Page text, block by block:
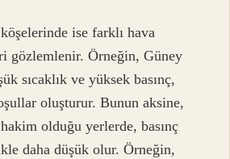
ise farklı hava
gözlemlenir. Örneğin, Güney
sıcaklık ve yüksek basınç,
oluşturur. Bunun aksine,
olduğu yerlerde, basınç
daha düşük olur. Örneğin,